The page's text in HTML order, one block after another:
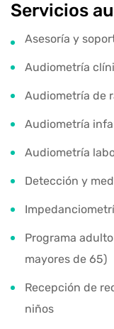
Servicios
Asesoría y
Audiometría
Audiometría de
Audiometría
Audiometría
Detección y
Programa
mayores de 65)
Recepción de
niños